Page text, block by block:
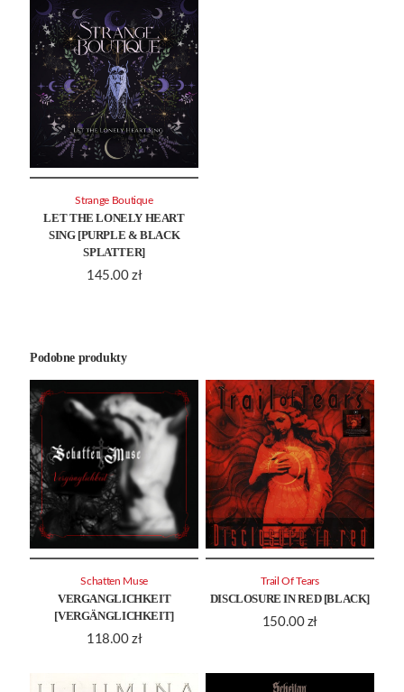
LET THE LONELY HEART
SING [PURPLE & BLACK
SPLATTER]
145.00 zł
Strange Boutique
Podobne produkty
VERGANGLICHKEIT
[VERGÄNGLICHKEIT]
118.00 zł
Schatten Muse
DISCLOSURE IN RED [BLACK]
150.00 zł
Trail Of Tears